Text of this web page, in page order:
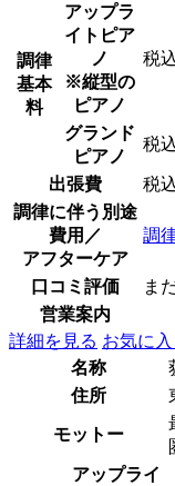
調律
基本
料
アップラ
イトピア
ノ
※縦型の
ピアノ
税
グランド
ピアノ
税
出張費 税
調律に伴う別途
費用／
アフターケア
調
口コミ評価
ま
営業案内
詳細を見る お気に
名称
住所
モットー
アップライ